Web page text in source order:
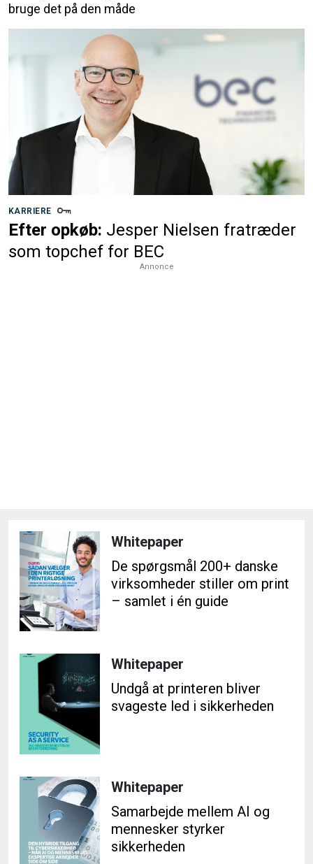
bruge det på den måde
KARRIERE
Efter opkøb: Jesper Nielsen fratræder
som topchef for BEC
Annonce
Whitepaper
De spørgsmål 200+ danske
virksomheder stiller om print
– samlet i én guide
Whitepaper
Undgå at printeren bliver
svageste led i sikkerheden
Whitepaper
Samarbejde mellem AI og
mennesker styrker
sikkerheden